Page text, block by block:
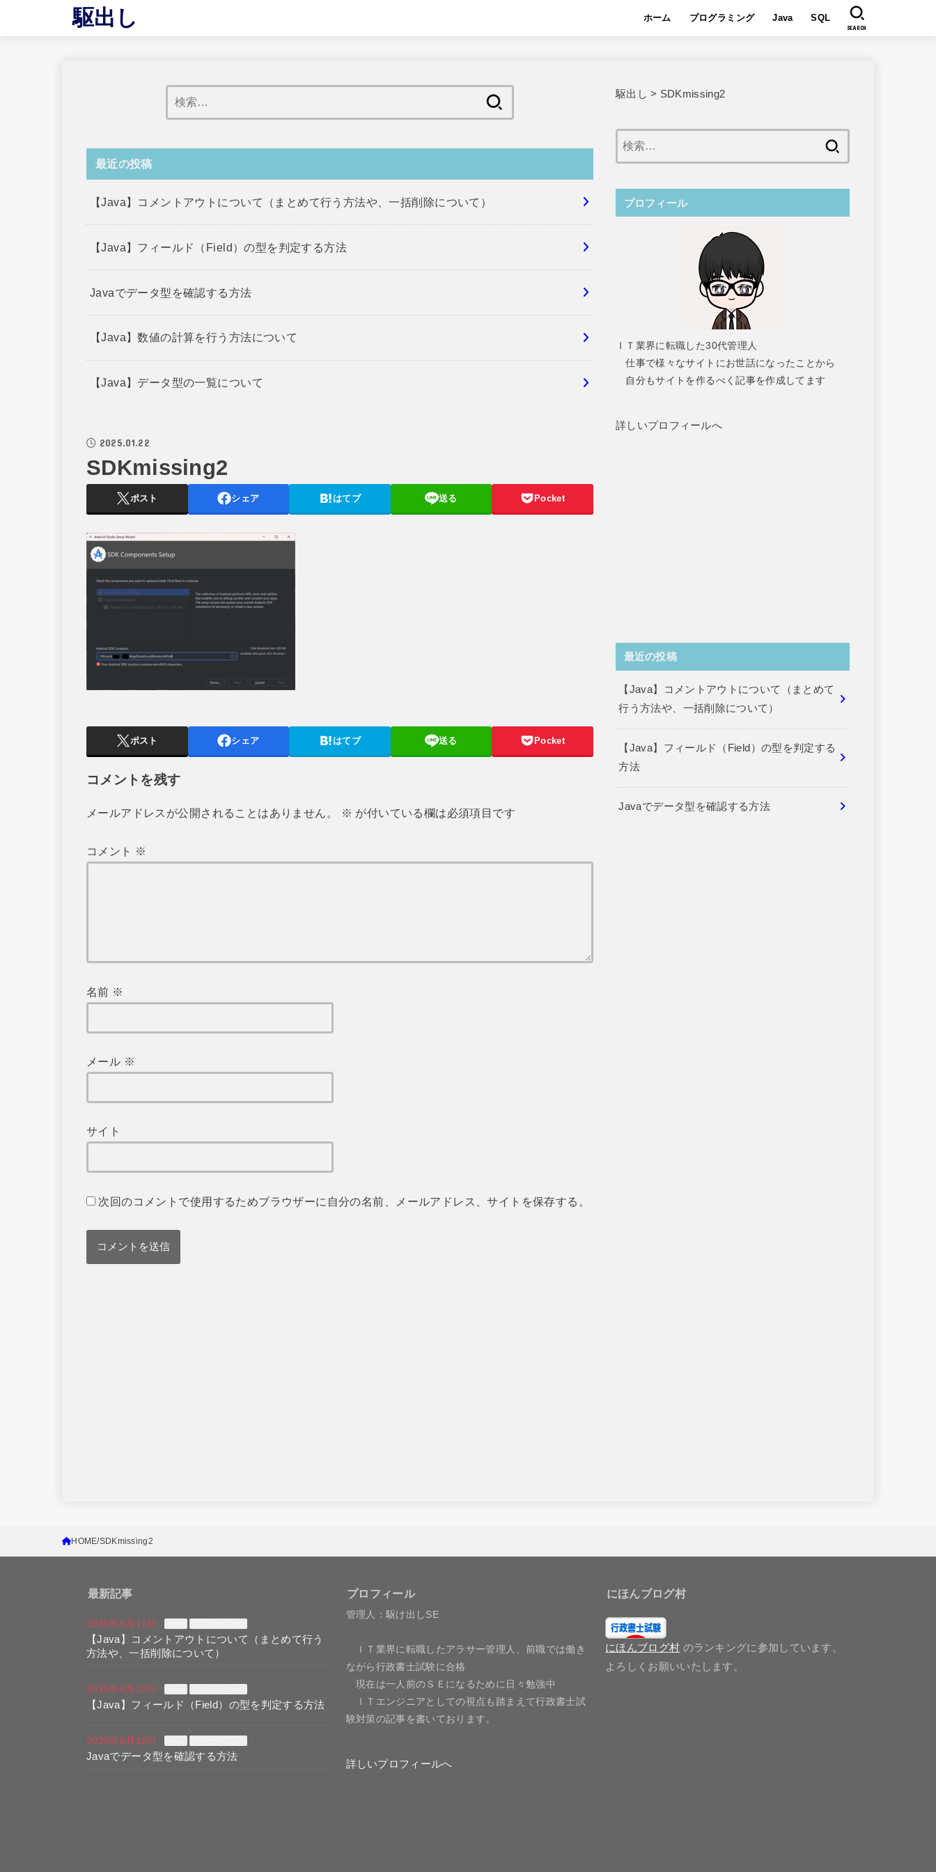
駆出し ホーム プログラミング Java SQL
SEARCH
索:
最近の投稿
【Java】コメントアウトについて（まとめて行う方法や、一括削除について）
【Java】フィールド（Field）の型を判定する方法
Javaでデータ型を確認する方法
【Java】数値の計算を行う方法について
【Java】データ型の一覧について
2025.01.22
SDKmissing2
ポスト シェア はてブ 送る Pocket
ポスト シェア はてブ 送る Pocket
コメントを残す
メールアドレスが公開されることはありません。 ※ が付いている欄は必須項目です
コメント ※
名前 ※
メール ※
サイト
次回のコメントで使用するためブラウザーに自分の名前、メールアドレス、サイトを保存する。
駆出し > SDKmissing2
プロフィール
ＩＴ業界に転職した30代管理人
仕事で様々なサイトにお世話になったことから
自分もサイトを作るべく記事を作成してます
詳しいプロフィールへ
最近の投稿
【Java】コメントアウトについて（まとめて
行う方法や、一括削除について）
【Java】フィールド（Field）の型を判定する
方法
Javaでデータ型を確認する方法
HOME SDKmissing2
最新記事
2025年8月17日
【Java】コメントアウトについて（まとめて行う
方法や、一括削除について）
2025年6月10日
【Java】フィールド（Field）の型を判定する方法
2025年6月10日
Javaでデータ型を確認する方法
プロフィール
管理人：駆け出しSE
ＩＴ業界に転職したアラサー管理人、前職では働き
ながら行政書士試験に合格
現在は一人前のＳＥになるために日々勉強中
ＩＴエンジニアとしての視点も踏まえて行政書士試
験対策の記事を書いております。
詳しいプロフィールへ
にほんブログ村
にほんブログ村 のランキングに参加しています。
よろしくお願いいたします。